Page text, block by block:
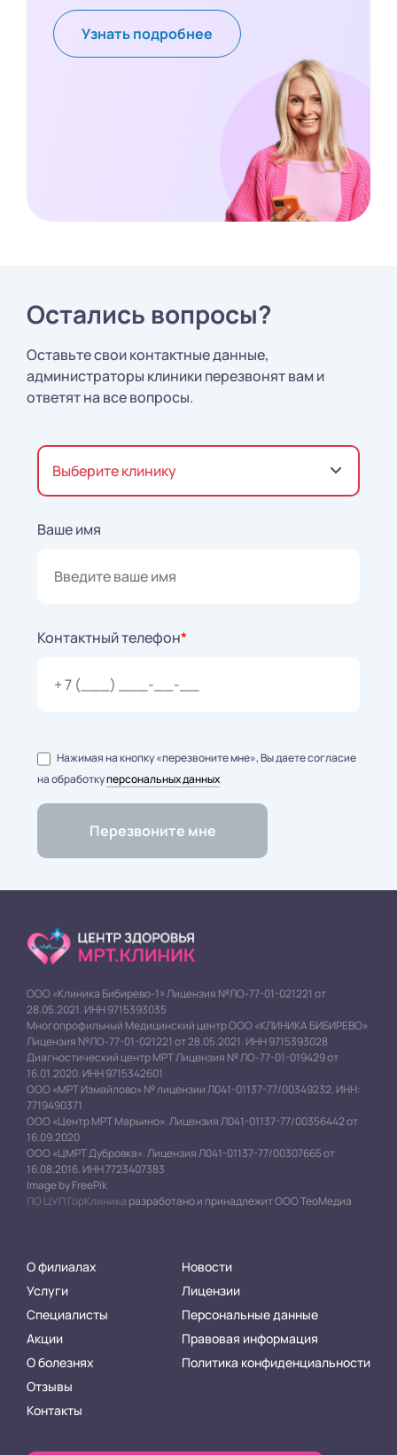
Узнать подробнее
Остались вопросы?
Оставьте свои контактные данные,
администраторы клиники перезвонят вам и
ответят на все вопросы.
Выберите клинику
Ваше имя
Контактный телефон*
Нажимая на кнопку «перезвоните мне», Вы даете согласие
на обработкуперсональных данных
ООО «Клиника Бибирево-1» Лицензия №ЛО-77-01-021221 от
28.05.2021. ИНН 9715393035
Многопрофильный Медицинский центр ООО «КЛИНИКА БИБИРЕВО»
Лицензия №ЛО-77-01-021221 от 28.05.2021. ИНН 9715393028
Диагностический центр МРТ Лицензия № ЛО-77-01-019429 от
16.01.2020. ИНН 9715342601
ООО «МРТ Измайлово» № лицензии Л041-01137-77/00349232. ИНН:
7719490371
ООО «Центр МРТ Марьино». Лицензия Л041-01137-77/00356442 от
16.09.2020
ООО «ЦМРТ Дубровка». Лицензия Л041-01137-77/00307665 от
16.08.2016. ИНН 7723407383
Image by FreePik
ПО ЦУП ГорКлиника разработано и принадлежит ООО ТеоМедиа
О филиалах
Услуги
Специалисты
Акции
О болезнях
Отзывы
Контакты
Новости
Лицензии
Персональные данные
Правовая информация
Политика конфиденциальности